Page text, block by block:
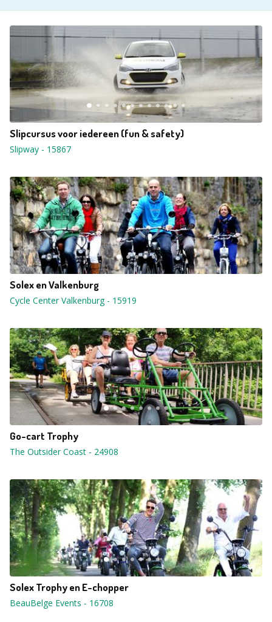
Slipcursus voor iedereen (fun & safety)
Slipway - 15867
Solex en Valkenburg
Cycle Center Valkenburg- 15919
Go-cart Trophy
The Outsider Coast - 24908
Solex Trophy en E-chopper
BeauBelge Events - 16708